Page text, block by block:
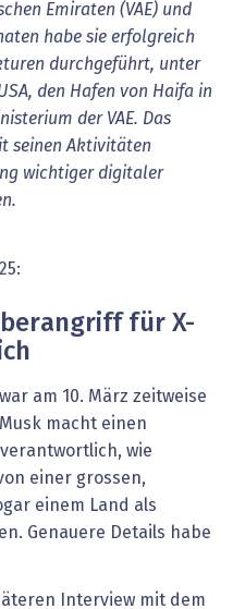
Emiraten (VAE) und
habe sie erfolgreich
durchgeführt, unter
den Hafen von Haifa in
der VAE. Das
seinen Aktivitäten
wichtiger digitaler
für X-
am 10. März zeitweise
macht einen
wie
einer grossen,
einem Land als
Genauere Details habe
Interview mit dem